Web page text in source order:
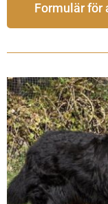
Formulär för